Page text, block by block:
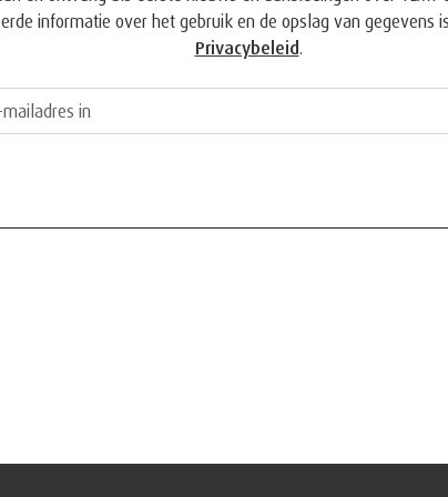
informatie over het gebruik en de opslag van gegevens
Privacybeleid.